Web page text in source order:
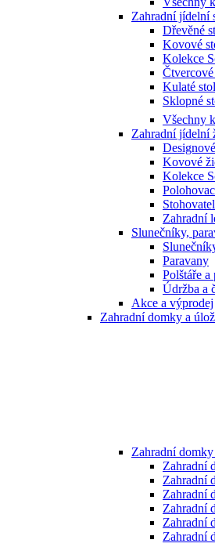
Zahradní jídelní
Dřevěné
Kovové
Kolekce
Kulaté
Sklopné
Všechny
Zahradní jídelní
Kovové
Kolekce
Zahradní
Slunečníky,
Paravany
Polštáře a
Údržba a
Akce a výprodej
Zahradní domky a
Zahradní
Zahradní
Zahradní
Zahradní
Zahradní
Zahradní
Zahradní